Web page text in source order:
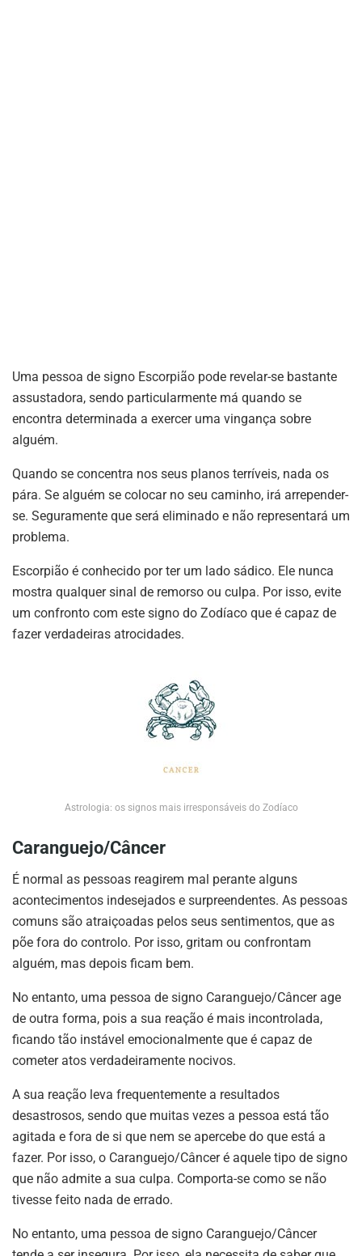
Uma pessoa de signo Escorpião pode revelar-se bastante
assustadora, sendo particularmente má quando se
encontra determinada a exercer uma vingança sobre
alguém.
Quando se concentra nos seus planos terríveis, nada os
pára. Se alguém se colocar no seu caminho, irá arrepender-
se. Seguramente que será eliminado e não representará um
problema.
Escorpião é conhecido por ter um lado sádico. Ele nunca
mostra qualquer sinal de remorso ou culpa. Por isso, evite
um confronto com este signo do Zodíaco que é capaz de
fazer verdadeiras atrocidades.
Astrologia: os signos mais irresponsáveis do Zodíaco
Caranguejo/Câncer
É normal as pessoas reagirem mal perante alguns
acontecimentos indesejados e surpreendentes. As pessoas
comuns são atraiçoadas pelos seus sentimentos, que as
põe fora do controlo. Por isso, gritam ou confrontam
alguém, mas depois ficam bem.
No entanto, uma pessoa de signo Caranguejo/Câncer age
de outra forma, pois a sua reação é mais incontrolada,
ficando tão instável emocionalmente que é capaz de
cometer atos verdadeiramente nocivos.
A sua reação leva frequentemente a resultados
desastrosos, sendo que muitas vezes a pessoa está tão
agitada e fora de si que nem se apercebe do que está a
fazer. Por isso, o Caranguejo/Câncer é aquele tipo de signo
que não admite a sua culpa. Comporta-se como se não
tivesse feito nada de errado.
No entanto, uma pessoa de signo Caranguejo/Câncer